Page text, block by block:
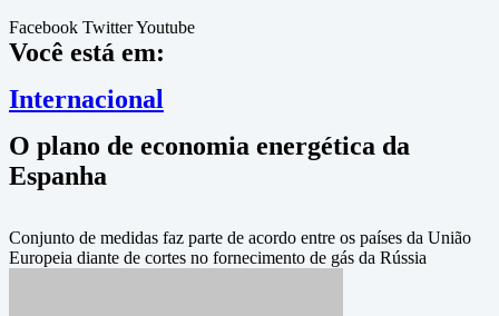
Facebook TwitterYoutube
Você está em:
Internacional
O plano de economia energética da
Espanha
Conjunto de medidas faz parte de acordo entre os países da União
Europeia diante de cortes no fornecimento de gás da Rússia